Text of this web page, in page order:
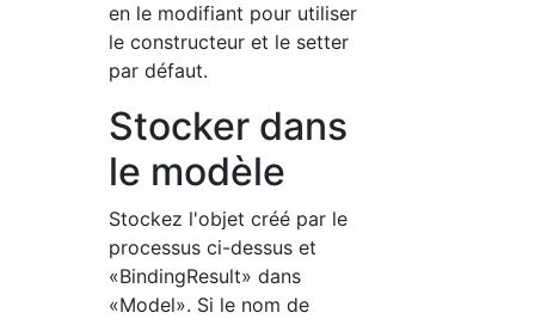
en le modifiant pour utiliser
le constructeur et le setter
par défaut.
Stocker dans
le modèle
Stockez l'objet créé par le
processus ci-dessus et
«BindingResult» dans
«Model». Si le nom de